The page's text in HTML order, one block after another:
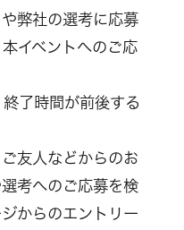
弊社の選考に応募
イベントへのご応
了時間が前後する
友人などからのお
考へのご応募を検
からのエントリー